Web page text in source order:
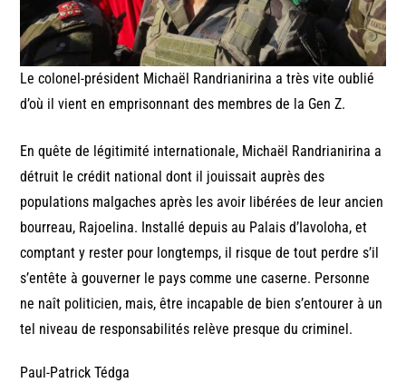
Le colonel-président Michaël Randrianirina a très vite oublié
d’où il vient en emprisonnant des membres de la Gen Z.
En quête de légitimité internationale, Michaël Randrianirina a
détruit le crédit national dont il jouissait auprès des
populations malgaches après les avoir libérées de leur ancien
bourreau, Rajoelina. Installé depuis au Palais d’Iavoloha, et
comptant y rester pour longtemps, il risque de tout perdre s’il
s’entête à gouverner le pays comme une caserne. Personne
ne naît politicien, mais, être incapable de bien s’entourer à un
tel niveau de responsabilités relève presque du criminel.
Paul-Patrick Tédga